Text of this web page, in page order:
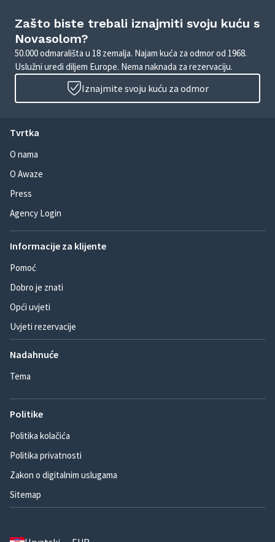
Zašto biste trebali iznajmiti svoju kuću s
Novasolom?
50.000 odmarališta u 18 zemalja. Najam kuća za odmor od 1968.
Uslužni uredi diljem Europe. Nema naknada za rezervaciju.
Iznajmite svoju kuću za odmor
Tvrtka
O nama
O Awaze
Press
Agency Login
Informacije za klijente
Pomoć
Dobro je znati
Opći uvjeti
Uvjeti rezervacije
Nadahnuće
Tema
Politike
Politika kolačića
Politika privatnosti
Zakon o digitalnim uslugama
Sitemap